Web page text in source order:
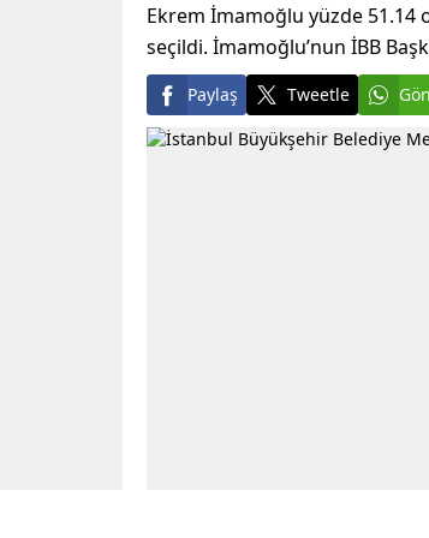
Ekrem İmamoğlu yüzde 51.14
seçildi. İmamoğlu’nun İBB
Paylaş Tweetle